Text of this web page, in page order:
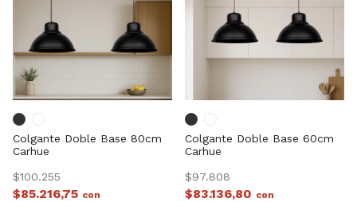
Colgante Doble Base 80cm
Carhue
$100.255
$85.216,75 con
Colgante Doble Base 60cm
Carhue
$97.808
$83.136,80 con